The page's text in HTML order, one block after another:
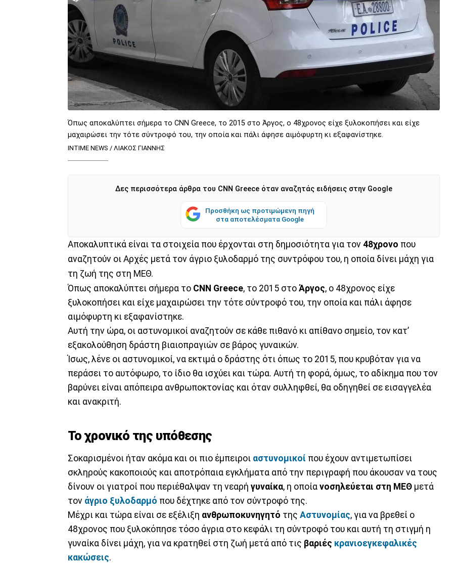
Όπως αποκαλύπτει σήμερα το CNN Greece, το 2015 στο Άργος, ο 48χρονος είχε ξυλοκοπήσει και είχε
μαχαιρώσει την τότε σύντροφό του, την οποία και πάλι άφησε αιμόφυρτη κι εξαφανίστηκε.
INTIME NEWS / ΛΙΑΚΟΣ ΓΙΑΝΝΗΣ
Δες περισσότερα άρθρα του CNN Greece όταν αναζητάς ειδήσεις στην Google
Προσθήκη ως προτιμώμενη πηγή
στα αποτελέσματα Google
Αποκαλυπτικά είναι τα στοιχεία που έρχονται στη δημοσιότητα για τον 48χρονο που
αναζητούν οι Αρχές μετά τον άγριο ξυλοδαρμό της συντρόφου του, η οποία δίνει μάχη για
τη ζωή της στη ΜΕΘ.
Όπως αποκαλύπτει σήμερα το CNN Greece, το 2015 στο Άργος, ο 48χρονος είχε
ξυλοκοπήσει και είχε μαχαιρώσει την τότε σύντροφό του, την οποία και πάλι άφησε
αιμόφυρτη κι εξαφανίστηκε.
Αυτή την ώρα, οι αστυνομικοί αναζητούν σε κάθε πιθανό κι απίθανο σημείο, τον κατ’
εξακολούθηση δράστη βιαιοπραγιών σε βάρος γυναικών.
Ίσως, λένε οι αστυνομικοί, να εκτιμά ο δράστης ότι όπως το 2015, που κρυβόταν για να
περάσει το αυτόφωρο, το ίδιο θα ισχύει και τώρα. Αυτή τη φορά, όμως, το αδίκημα που τον
βαρύνει είναι απόπειρα ανθρωποκτονίας και όταν συλληφθεί, θα οδηγηθεί σε εισαγγελέα
και ανακριτή.
Το χρονικό της υπόθεσης
Σοκαρισμένοι ήταν ακόμα και οι πιο έμπειροι αστυνομικοί που έχουν αντιμετωπίσει
σκληρούς κακοποιούς και αποτρόπαια εγκλήματα από την περιγραφή που άκουσαν να τους
δίνουν οι γιατροί που περιέθαλψαν τη νεαρή γυναίκα, η οποία νοσηλεύεται στη ΜΕΘ μετά
τον άγριο ξυλοδαρμό που δέχτηκε από τον σύντροφό της.
Μέχρι και τώρα είναι σε εξέλιξη ανθρωποκυνηγητό της Αστυνομίας, για να βρεθεί ο
48χρονος που ξυλοκόπησε τόσο άγρια στο κεφάλι τη σύντροφό του και αυτή τη στιγμή η
γυναίκα δίνει μάχη, για να κρατηθεί στη ζωή μετά από τις βαριές κρανιοεγκεφαλικές
κακώσεις.